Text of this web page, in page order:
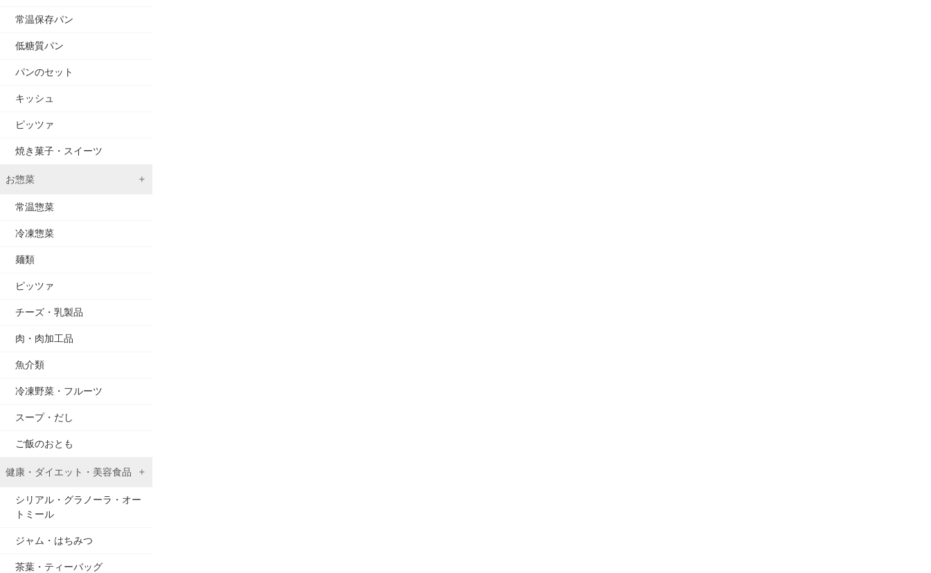
常温保存パン
低糖質パン
パンのセット
キッシュ
ピッツァ
焼き菓子・スイーツ
お惣菜
常温惣菜
冷凍惣菜
麺類
ピッツァ
チーズ・乳製品
肉・肉加工品
魚介類
冷凍野菜・フルーツ
スープ・だし
ご飯のおとも
健康・ダイエット・美容食品
シリアル・グラノーラ・オー
トミール
ジャム・はちみつ
茶葉・ティーバッグ